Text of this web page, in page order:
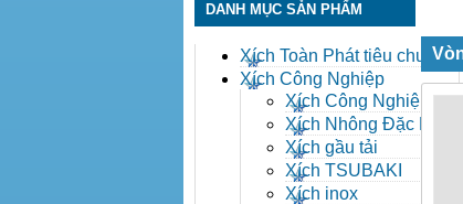
DANH MỤC SẢN PHẨM
Xích Toàn Phát tiêu chuẩn
ANSI
Xích Công Nghiệp
Xích Công Nghiệp -
Xich Cong Nghiep
Xích Nhông Đặc Biệt
Xích gầu tải
Xích TSUBAKI
Xích inox